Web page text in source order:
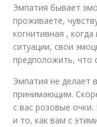
Эмпатия бывает
проживаете,
когнитивная ,
ситуации, свои
предположить, что
Эмпатия не делает
принимающим.
с вас розовые
и то, как вам с